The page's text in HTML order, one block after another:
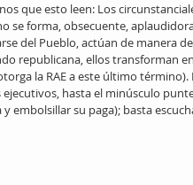
que esto leen: Los
se forma, obsecuente,
del Pueblo, actúan de manera
republicana, ellos transforman
la RAE a este último
hasta el minúsculo
embolsillar su paga); basta